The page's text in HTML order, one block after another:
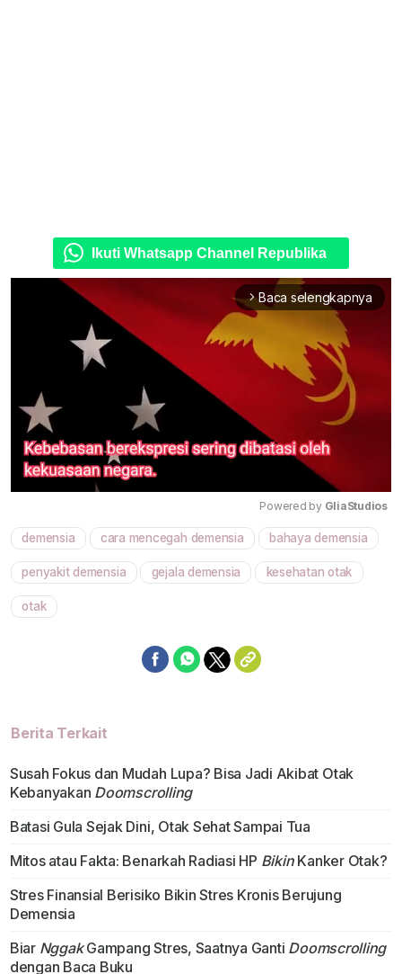
Ikuti Whatsapp Channel Republika
arrow_forward_ios Baca selengkapnya
Mute
Powered by GliaStudios
demensia cara mencegah demensia bahaya demensia
penyakit demensia gejala demensia kesehatan otak
otak
Berita Terkait
Susah Fokus dan Mudah Lupa? Bisa Jadi Akibat Otak
Kebanyakan Doomscrolling
Batasi Gula Sejak Dini, Otak Sehat Sampai Tua
Mitos atau Fakta: Benarkah Radiasi HP BikinKanker Otak?
Stres Finansial Berisiko Bikin Stres Kronis Berujung
Demensia
Biar NggakGampang Stres, Saatnya Ganti Doomscrolling
dengan Baca Buku